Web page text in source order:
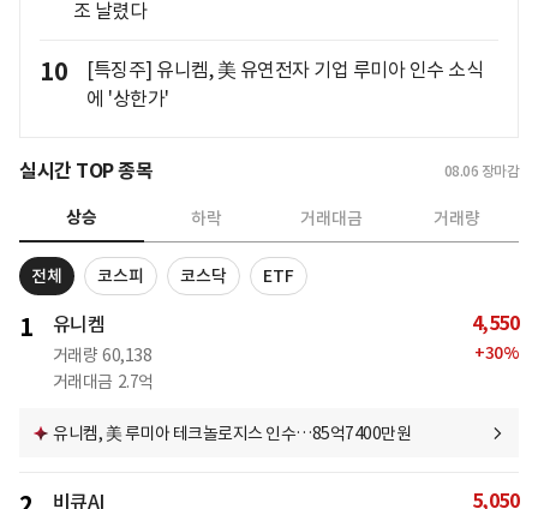
조 날렸다
10
[특징주] 유니켐, 美 유연전자 기업 루미아 인수 소식
에 '상한가'
실시간 TOP 종목 08.06 장마감
상승 하락 거래대금 거래량
전체 코스피 코스닥 ETF
1 유니켐
거래량 60,138
거래대금 2.7억
4,550
+30%
유니켐, 美 루미아 테크놀로지스 인수…85억7400만원
비큐AI 5,050